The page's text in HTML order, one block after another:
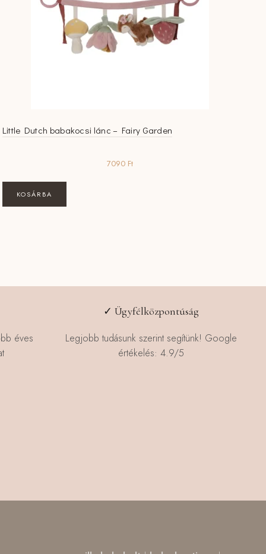
Little Dutch babakocsi lánc – Fairy Garden
7090 Ft
KOSÁRBA
éves
✓ Ügyfélközpontúság
Legjobb tudásunk szerint segítünk! Google
értékelés: 4.9/5